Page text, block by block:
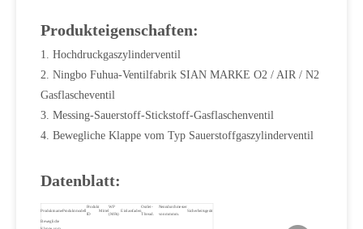
Produkteigenschaften:
1. Hochdruckgaszylinderventil
2. Ningbo Fuhua-Ventilfabrik SIAN MARKE O2 / AIR / N2
Gasflascheventil
3. Messing-Sauerstoff-Stickstoff-Gasflaschenventil
4. Bewegliche Klappe vom Typ Sauerstoffgaszylinderventil
Datenblatt:
ProduktnameProduktmodell
Produkt
ID
Mittel
WP
(MPa)
Einlassfaden
Outlet-
Thread.
Nenndurchmesser
von mmmm.
Sicherheitsgerät
Bewegliche